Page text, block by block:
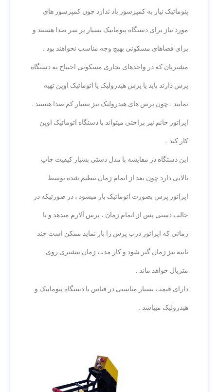
پنوماتیک نیاز به کمپرسور باد ندارد چون کمپرسور های
مورد نیاز برای دستگاه پنوماتیک بسیار پر سر صدا هستند و
برای فضاهای مسکونی بهیچ وجه مناسب نخواهند بود .
مشتریان که در واحدهای تجاری مسکونی احتیاج به دستگاه
پرس دارند باید یا پرس هیدرولیک یا اتوماتیک اوپن تهیه
نمایند . چون پرس های هیدرولیک نیز بسیار کم صدا هستند .
اپراتور خانم نیز براحتی میتواند با دستگاه اتوماتیک اوپن
کار کند .
این دستگاه در مقایسه با مدل دستی بسیار کیفیت چاپ
بالایی دارد چون بعد از اتمام زمان تنظیم شده توسط
اپراتور پرس بصورت اتوماتیک باز میشود ، در صورتیکه در
حالت دستی پس از اتمام زمان ، پرس آلارم میدهد و تا
زمانی که اپراتور درب پرس را باز نماید ممکن است چند
ثانیه نیز زمان گیر شود و کار مدت زمان بیشتری روی
متریال خواهد ماند .
دارای قیمت بسیار مناسبی در قیاس با دستگاه پنوماتیک و
هیدرولیک میباشد .